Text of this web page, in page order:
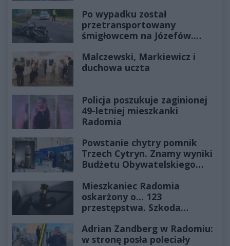
Po wypadku został
przetransportowany
śmigłowcem na Józefów.
Malczewski, Markiewicz i
duchowa uczta
Policja poszukuje zaginionej
49-letniej mieszkanki
Radomia
Powstanie chytry pomnik
Trzech Cytryn. Znamy wyniki
Budżetu Obywatelskiego
Mieszkaniec Radomia
oskarżony o... 123
przestępstwa. Szkoda
złotych
Adrian Zandberg w Radomiu:
w stronę posła poleciały